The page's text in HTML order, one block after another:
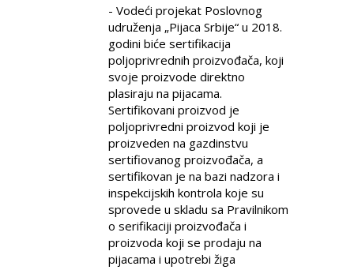
- Vodeći projekat Poslovnog
udruženja „Pijaca Srbije“ u 2018.
godini biće sertifikacija
poljoprivrednih proizvođača, koji
svoje proizvode direktno
plasiraju na pijacama.
Sertifikovani proizvod je
poljoprivredni proizvod koji je
proizveden na gazdinstvu
sertifiovanog proizvođača, a
sertifikovan je na bazi nadzora i
inspekcijskih kontrola koje su
sprovede u skladu sa Pravilnikom
o serifikaciji proizvođača i
proizvoda koji se prodaju na
pijacama i upotrebi žiga